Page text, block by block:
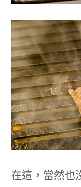
在這，當然也